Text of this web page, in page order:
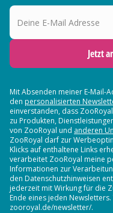
Deine E-Mail Adresse
Jetzt
Mit Absenden meiner E-Mail-
den personalisierten
einverstanden, dass
zu Produkten,
von ZooRoyal und anderen
ZooRoyal darf zur
Klicks auf enthaltene Links
verarbeitet ZooRoyal meine
Informationen zur
den Datenschutzhinweisen
jederzeit mit Wirkung für die
Ende eines jeden
zooroyal.de/newsletter/.